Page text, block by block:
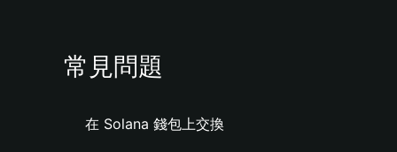
常見問題
在 Solana 錢包上交換